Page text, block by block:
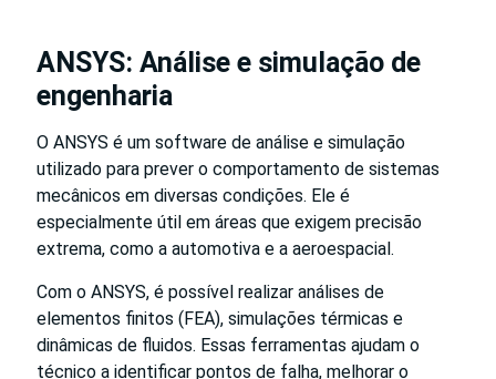
ANSYS: Análise e simulação de
engenharia
O ANSYS é um software de análise e simulação
utilizado para prever o comportamento de sistemas
mecânicos em diversas condições. Ele é
especialmente útil em áreas que exigem precisão
extrema, como a automotiva e a aeroespacial.
Com o ANSYS, é possível realizar análises de
elementos finitos (FEA), simulações térmicas e
dinâmicas de fluidos. Essas ferramentas ajudam o
técnico a identificar pontos de falha, melhorar o